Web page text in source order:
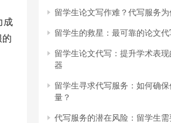
成
留学生论文写作难？代写服务
留学生的救星：最可靠的论文代
留学生论文代写：提升学术表
器
留学生寻求代写服务：如何确
量？
代写服务的潜在风险：留学生